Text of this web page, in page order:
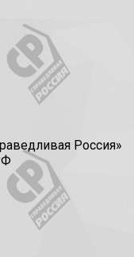
Россия»